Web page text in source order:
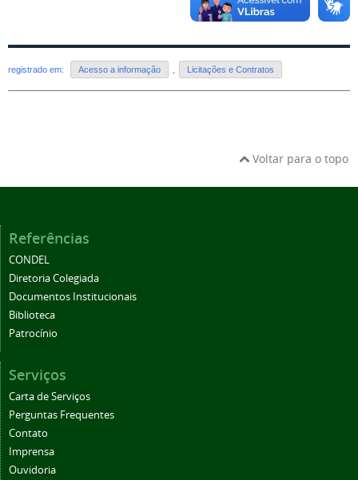
registrado em: Acesso a informação Licitações e Contratos
Voltar para o topo
Referências
CONDEL
Diretoria Colegiada
Documentos Institucionais
Biblioteca
Patrocínio
Serviços
Carta de Serviços
Perguntas Frequentes
Contato
Imprensa
Ouvidoria